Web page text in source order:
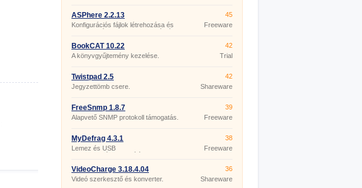
ASPhere 2.2.13
Konfigurációs fájlok létrehozása és
szerkesztése az ASP.NET számára.
45
Freeware
BookCAT 10.22
A könyvgyűjtemény kezelése.
42
Trial
Twistpad 2.5
Jegyzettömb csere.
42
Shareware
FreeSnmp 1.8.7
Alapvető SNMP protokoll támogatás.
39
Freeware
MyDefrag 4.3.1
Lemez és USB
töredezettségmentesítés.
38
Freeware
VideoCharge 3.18.4.04
Videó szerkesztő és konverter.
36
Shareware